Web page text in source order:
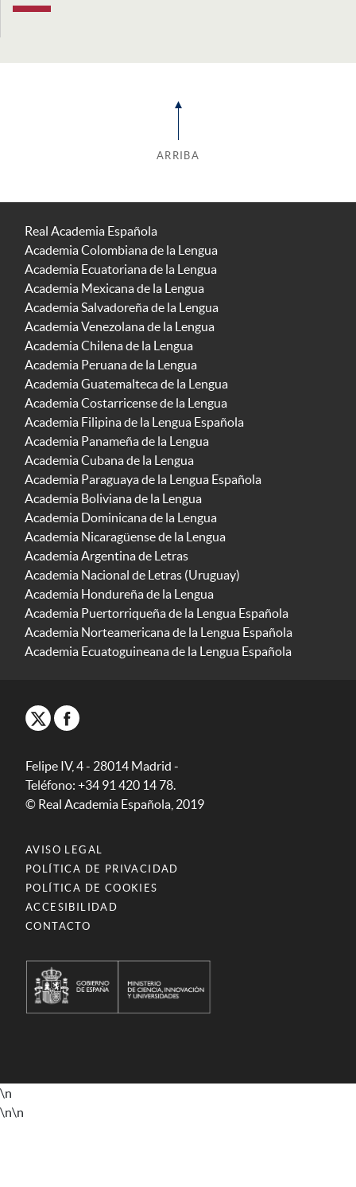
ARRIBA
Real Academia Española
Academia Colombiana de la Lengua
Academia Ecuatoriana de la Lengua
Academia Mexicana de la Lengua
Academia Salvadoreña de la Lengua
Academia Venezolana de la Lengua
Academia Chilena de la Lengua
Academia Peruana de la Lengua
Academia Guatemalteca de la Lengua
Academia Costarricense de la Lengua
Academia Filipina de la Lengua Española
Academia Panameña de la Lengua
Academia Cubana de la Lengua
Academia Paraguaya de la Lengua Española
Academia Boliviana de la Lengua
Academia Dominicana de la Lengua
Academia Nicaragüense de la Lengua
Academia Argentina de Letras
Academia Nacional de Letras (Uruguay)
Academia Hondureña de la Lengua
Academia Puertorriqueña de la Lengua Española
Academia Norteamericana de la Lengua Española
Academia Ecuatoguineana de la Lengua Española
Felipe IV, 4 - 28014 Madrid -
Teléfono: +34 91 420 14 78.
© Real Academia Española, 2019
AVISO LEGAL
POLÍTICA DE PRIVACIDAD
POLÍTICA DE COOKIES
ACCESIBILIDAD
CONTACTO
\n
\n\n